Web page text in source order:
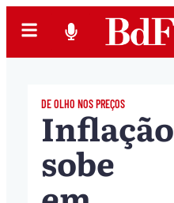
DE OLHO NOS PREÇOS
Inflação
sobe